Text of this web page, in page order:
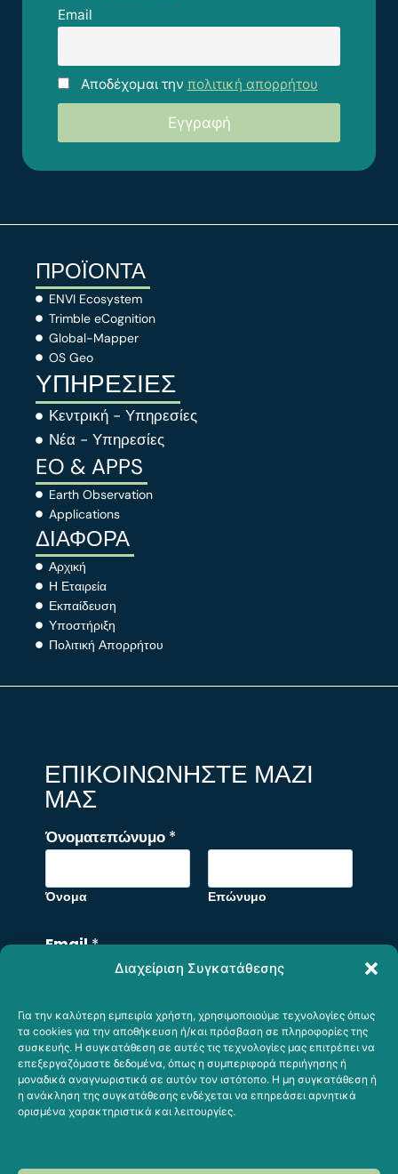
Διαχείριση Συγκατάθεσης
Για την καλύτερη εμπειρία χρήστη, χρησιμοποιούμε τεχνολογίες όπως
τα cookies για την αποθήκευση ή/και πρόσβαση σε πληροφορίες της
συσκευής. Η συγκατάθεση σε αυτές τις τεχνολογίες μας επιτρέπει να
επεξεργαζόμαστε δεδομένα, όπως η συμπεριφορά περιήγησης ή
μοναδικά αναγνωριστικά σε αυτόν τον ιστότοπο. Η μη συγκατάθεση ή
η ανάκληση της συγκατάθεσης ενδέχεται να επηρεάσει αρνητικά
ορισμένα χαρακτηριστικά και λειτουργίες.
Email
Αποδέχομαι την πολιτική απορρήτου
ΠΡΟΪΟΝΤΑ
ENVI Ecosystem
Trimble eCognition
Global-Mapper
OS Geo
ΥΠΗΡΕΣΙΕΣ
Κεντρική - Υπηρεσίες
Νέα - Υπηρεσίες
EO & APPS
Earth Observation
Applications
ΔΙΑΦΟΡΑ
Αρχική
Η Εταιρεία
Εκπαίδευση
Υποστήριξη
Πολιτική Απορρήτου
ΕΠΙΚΟΙΝΩΝΗΣΤΕ ΜΑΖΙ
ΜΑΣ
Όνοματεπώνυμο *
Όνομα Επώνυμο
Email*
*
Ό
ν
ο
μ
τ
Σχόλιο ή Μήνυμα